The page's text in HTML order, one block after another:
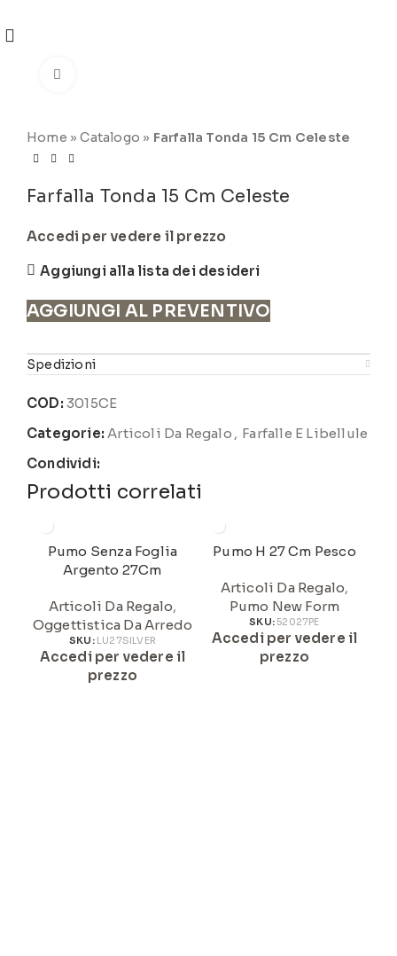
Home »Catalogo » Farfalla Tonda 15 Cm Celeste
Farfalla Tonda 15 Cm Celeste
Accedi per vedere il prezzo
Aggiungi alla lista dei desideri
AGGIUNGI AL PREVENTIVO
Spedizioni
COD: 3015CE
Categorie: Articoli Da Regalo , Farfalle E Libellule
Condividi:
Prodotti correlati
Pumo Senza Foglia
Argento 27Cm
Articoli Da Regalo,
Oggettistica Da Arredo
SKU: LU27SILVER
Accedi per vedere il
prezzo
Pumo H 27 Cm Pesco
Articoli Da Regalo,
Pumo New Form
SKU:52027PE
Accedi per vedere il
prezzo